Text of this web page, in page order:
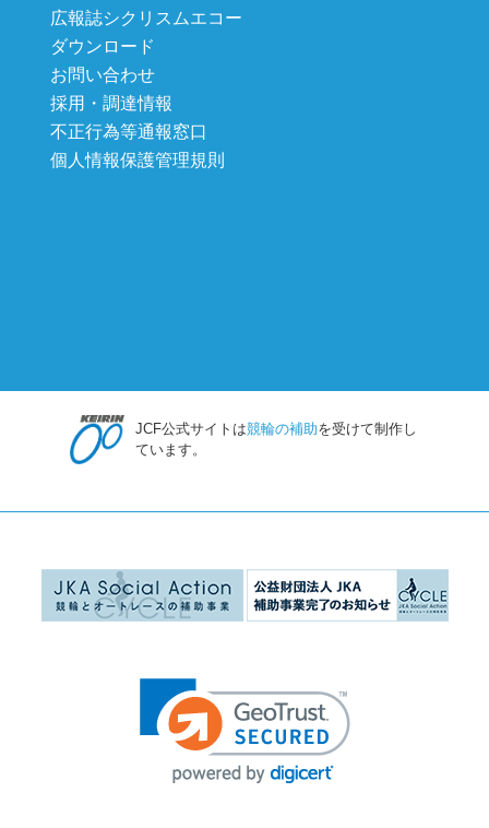
広報誌シクリスムエコー
ダウンロード
お問い合わせ
採用・調達情報
不正行為等通報窓口
個人情報保護管理規則
JCF公式サイトは競輪の補助を受けて制作し
ています。